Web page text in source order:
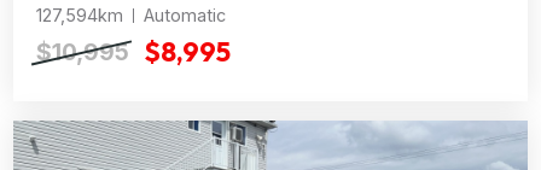
127,594km Automatic
$10,995 $8,995